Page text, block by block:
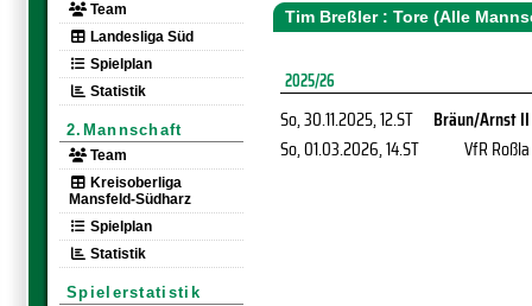
Team
Landesliga Süd
Spielplan
Statistik
2.Mannschaft
Team
Kreisoberliga
Mansfeld-Südharz
Spielplan
Statistik
Spielerstatistik
Tim Breßler : Tore (Alle
2025/26
So, 30.11.2025, 12.ST
Bräun/Arnst II
So, 01.03.2026, 14.ST VfR Roßla